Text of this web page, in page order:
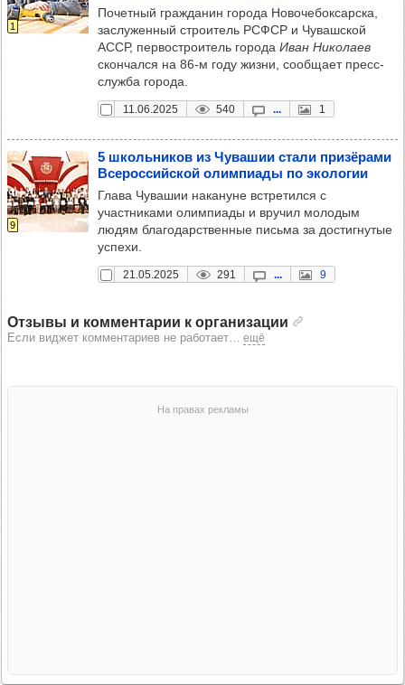
1
Почетный гражданин города Новочебоксарска,
заслуженный строитель РСФСР и Чувашской
АССР, первостроитель города Иван Николаев
скончался на 86-м году жизни, сообщает пресс-
служба города.
11.06.2025 540 ... 1
9
5 школь­ни­ков из Чува­шии стали при­зё­рами
Все­рос­сий­ской олим­пи­ады по эко­ло­гии
Глава Чувашии накануне встретился с
участниками олимпиады и вручил молодым
людям благодарственные письма за достигнутые
успехи.
21.05.2025 291 ... 9
Отзывы и комментарии к организации
Если виджет комментариев не работает… ещё